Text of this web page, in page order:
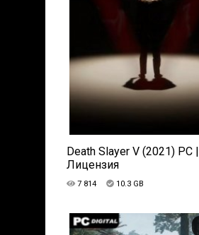
Death Slayer V (2021) PC |
Лицензия
7 814 10.3 GB